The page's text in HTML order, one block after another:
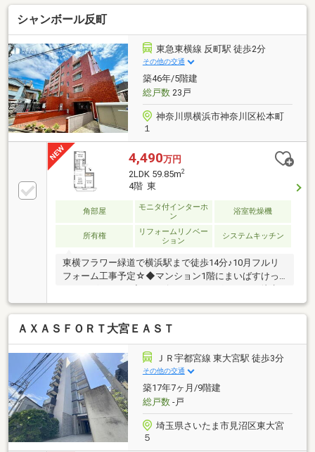
底的にまで顧客主義を貫く事をお約束いたします■都
心エリアに特化した情報網を駆使し、最良の不動産を
ご提案■住宅ローンシュミレーション無料相談会 毎
日随時開催中■ウォールメイトオリジナルの住宅購
入・住替え等について 分かりやすく解説したガイドブ
ックをご希望者様に【無料プレゼント】～弊社ホーム
ページ～https://wallmate.co.jp/～
シャンボール反町
東急東横線 反町駅 徒歩2分
その他の交通
築46年/5階建
総戸数23戸
神奈川県横浜市神奈川区松本町
１
4,490万円
2LDK 59.85m2
4階 東
角部屋
モニタ付インターホ
ン
浴室乾燥機
所有権
リフォームリノベー
ション
システムキッチン
東横フラワー緑道で横浜駅まで徒歩14分♪10月フルリ
フォーム工事予定☆◆マンション1階にまいばすけっ
とがございます♪◆コンビニ・ドラッグストアも徒歩2
分♪お買い物がラクラクです☆◆反町公園は徒歩5分☆
広々としていて休日の散歩にぴったり！◆LDKは14
帖・角住戸なので通風・採光ともに良好☆ 洋室にオ
ープンクローゼットを設けます・お洋服の多い方に嬉
しい設計☆◆南面バルコニーは陽当りに恵まれ、お洗
濯物干しに便利です♪お気軽にお問い合わせください♪
ＡＸＡＳＦＯＲＴ大宮ＥＡＳＴ
ＪＲ宇都宮線 東大宮駅 徒歩3分
その他の交通
築17年7ヶ月/9階建
総戸数-戸
埼玉県さいたま市見沼区東大宮
５